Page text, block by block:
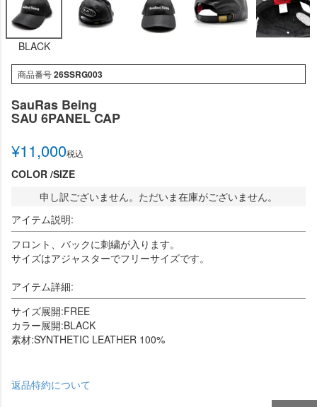
BLACK
商品番号26SSRG003
SauRas Being
SAU 6PANEL CAP
¥11,000税込
COLOR SIZE
申し訳ございません。ただいま在庫がございません。
アイテム説明:
フロント、バックに刺繍が入ります。
サイズはアジャスターでフリーサイズです。
アイテム詳細:
サイズ展開:FREE
カラー展開:BLACK
素材:SYNTHETIC LEATHER 100%
返品特約について